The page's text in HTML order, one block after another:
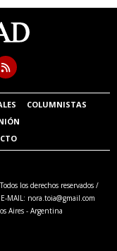
COLUMNISTAS
Todos los derechos reservados /
MAIL: nora.toia@gmail.com
Aires - Argentina